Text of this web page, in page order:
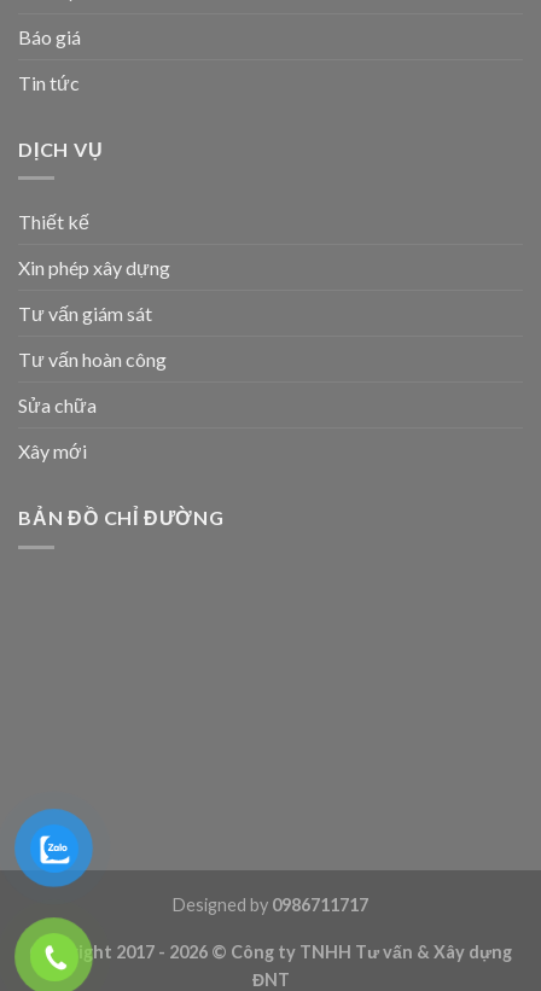
Báo giá
Tin tức
DỊCH VỤ
Thiết kế
Xin phép xây dựng
Tư vấn giám sát
Tư vấn hoàn công
Sửa chữa
Xây mới
BẢN ĐỒ CHỈ ĐƯỜNG
Designed by 0986711717
Copyright 2017 - 2026 © Công ty TNHH Tư vấn & Xây dựng
ĐNT